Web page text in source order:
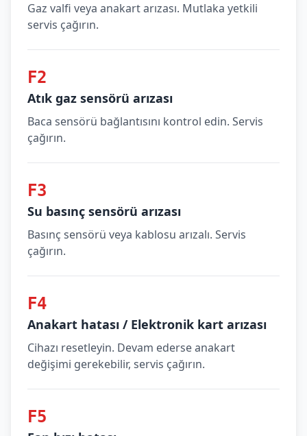
Gaz valfi veya anakart arızası. Mutlaka yetkili
servis çağırın.
F2
Atık gaz sensörü arızası
Baca sensörü bağlantısını kontrol edin. Servis
çağırın.
F3
Su basınç sensörü arızası
Basınç sensörü veya kablosu arızalı. Servis
çağırın.
F4
Anakart hatası / Elektronik kart arızası
Cihazı resetleyin. Devam ederse anakart
değişimi gerekebilir, servis çağırın.
F5